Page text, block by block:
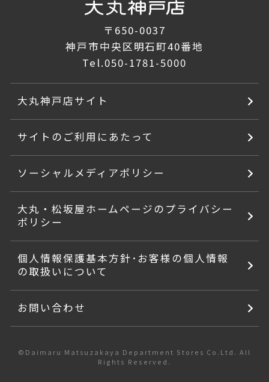
〒650-0037
神戸市中央区明石町40番地
Tel.050-1781-5000
大丸神戸店サイト
サイトのご利用にあたって
ソーシャルメディアポリシー
大丸・松坂屋ホームページのプライバシー
ポリシー
個人情報保護基本方針･お客様の個人情報
の取扱いについて
お問い合わせ
©Daimaru Matsuzakaya Department Stores Co.Ltd. All
Rights Reserved.